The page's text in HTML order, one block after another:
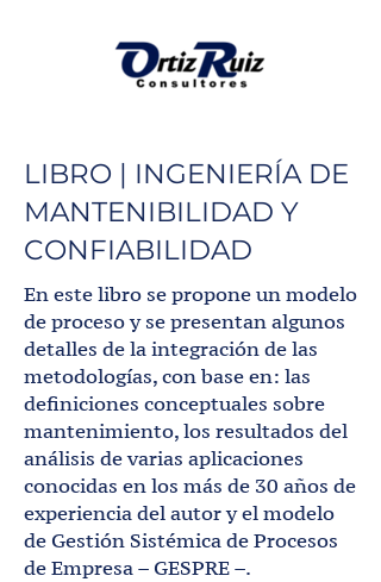
LIBRO | INGENIERÍA DE
MANTENIBILIDAD Y
CONFIABILIDAD
En este libro se propone un modelo
de proceso y se presentan algunos
detalles de la integración de las
metodologías, con base en: las
definiciones conceptuales sobre
mantenimiento, los resultados del
análisis de varias aplicaciones
conocidas en los más de 30 años de
experiencia del autor y el modelo
de Gestión Sistémica de Procesos
de Empresa – GESPRE –.